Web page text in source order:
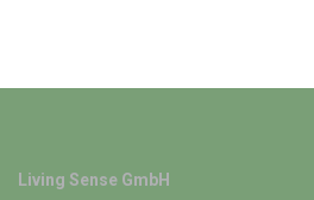
Living Sense GmbH